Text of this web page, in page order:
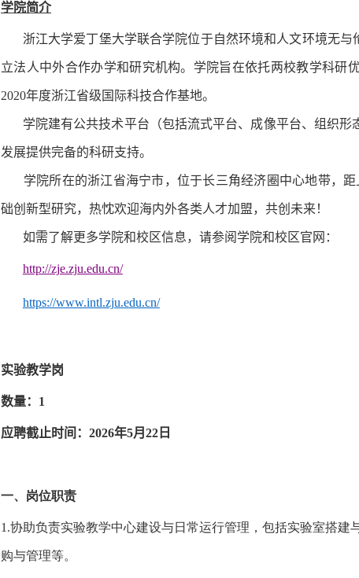
学院简介
浙江大学爱丁堡大学联合学院位于自然环境和人文环境无与
立法人中外合作办学和研究机构。学院旨在依托两校教学科研
2020年度浙江省级国际科技合作基地。
学院建有公共技术平台（包括流式平台、成像平台、组织形
发展提供完备的科研支持。
学院所在的浙江省海宁市，位于长三角经济圈中心地带，距
础创新型研究，热忱欢迎海内外各类人才加盟，共创未来！
如需了解更多学院和校区信息，请参阅学院和校区官网：
http://zje.zju.edu.cn/
https://www.intl.zju.edu.cn/
实验教学岗
数量： 1
应聘截止时间： 2026年5月 22 日
一、岗位职责
1.协助负责实验教学中心建设与日常运行管理，包括实验室搭
购与管理等。